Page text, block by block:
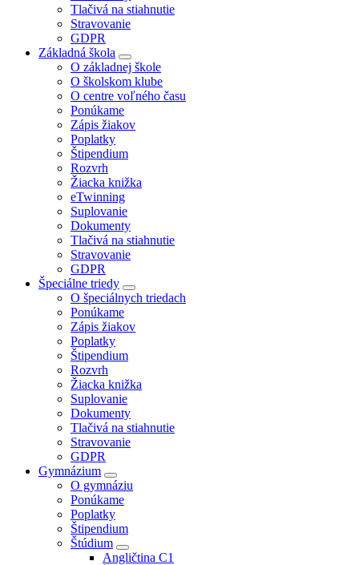
Tlačivá na stiahnutie
Stravovanie
GDPR
Základná škola
O základnej škole
O školskom klube
O centre voľného času
Ponúkame
Zápis žiakov
Poplatky
Štipendium
Rozvrh
Žiacka knižka
eTwinning
Suplovanie
Dokumenty
Tlačivá na stiahnutie
Stravovanie
GDPR
Špeciálne triedy
O špeciálnych triedach
Ponúkame
Zápis žiakov
Poplatky
Štipendium
Rozvrh
Žiacka knižka
Suplovanie
Dokumenty
Tlačivá na stiahnutie
Stravovanie
GDPR
Gymnázium
O gymnáziu
Ponúkame
Poplatky
Štipendium
Štúdium
Angličtina C1